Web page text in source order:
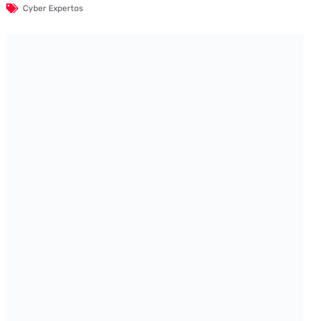
Cyber Expertos